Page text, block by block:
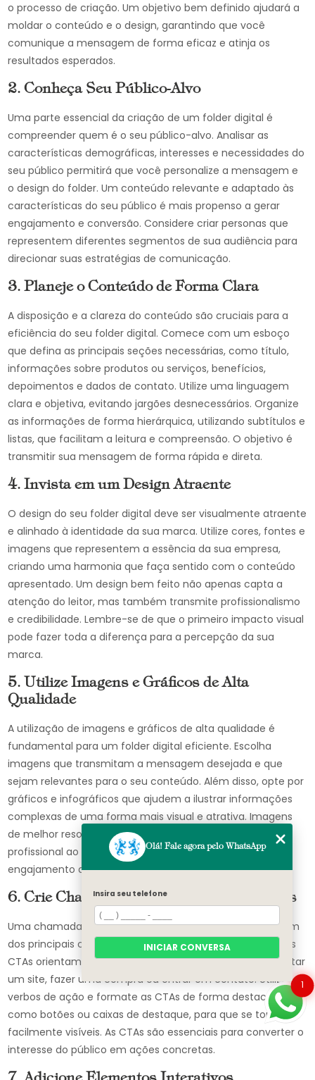
o processo de criação. Um objetivo bem definido ajudará a
moldar o conteúdo e o design, garantindo que você
comunique a mensagem de forma eficaz e atinja os
resultados esperados.
2. Conheça Seu Público-Alvo
Uma parte essencial da criação de um folder digital é
compreender quem é o seu público-alvo. Analisar as
características demográficas, interesses e necessidades do
seu público permitirá que você personalize a mensagem e
o design do folder. Um conteúdo relevante e adaptado às
características do seu público é mais propenso a gerar
engajamento e conversão. Considere criar personas que
representem diferentes segmentos de sua audiência para
direcionar suas estratégias de comunicação.
3. Planeje o Conteúdo de Forma Clara
A disposição e a clareza do conteúdo são cruciais para a
eficiência do seu folder digital. Comece com um esboço
que defina as principais seções necessárias, como título,
informações sobre produtos ou serviços, benefícios,
depoimentos e dados de contato. Utilize uma linguagem
clara e objetiva, evitando jargões desnecessários. Organize
as informações de forma hierárquica, utilizando subtítulos e
listas, que facilitam a leitura e compreensão. O objetivo é
transmitir sua mensagem de forma rápida e direta.
4. Invista em um Design Atraente
O design do seu folder digital deve ser visualmente atraente
e alinhado à identidade da sua marca. Utilize cores, fontes e
imagens que representem a essência da sua empresa,
criando uma harmonia que faça sentido com o conteúdo
apresentado. Um design bem feito não apenas capta a
atenção do leitor, mas também transmite profissionalismo
e credibilidade. Lembre-se de que o primeiro impacto visual
pode fazer toda a diferença para a percepção da sua
marca.
5. Utilize Imagens e Gráficos de Alta
Qualidade
A utilização de imagens e gráficos de alta qualidade é
fundamental para um folder digital eficiente. Escolha
imagens que transmitam a mensagem desejada e que
sejam relevantes para o seu conteúdo. Além disso, opte por
gráficos e infográficos que ajudem a ilustrar informações
complexas de uma forma mais visual e atrativa. Imagens
de melhor resolução proporcionam um aspecto mais
profissional ao seu folder e aumentam as chances de
engajamento do público.
6. Crie Chamadas para Ação (CTAs) Claras
Uma chamada para ação (CTA) clara e convincente é um
dos principais componentes de um folder digital eficaz. As
CTAs orientam o leitor sobre o que fazer a seguir, seja visitar
um site, fazer uma compra ou entrar em contato. Utilize
verbos de ação e formate as CTAs de forma destacada,
como botões ou caixas de destaque, para que se tornem
facilmente visíveis. As CTAs são essenciais para converter o
interesse do público em ações concretas.
1
Olá! Fale agora pelo WhatsApp
Insira seu telefone
INICIAR CONVERSA